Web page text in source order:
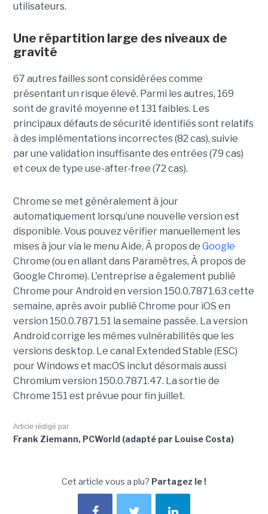
utilisateurs.
Une répartition large des niveaux de
gravité
67 autres failles sont considérées comme
présentant un risque élevé. Parmi les autres, 169
sont de gravité moyenne et 131 faibles. Les
principaux défauts de sécurité identifiés sont relatifs
à des implémentations incorrectes (82 cas), suivie
par une validation insuffisante des entrées (79 cas)
et ceux de type use-after-free (72 cas).
Chrome se met généralement à jour
automatiquement lorsqu’une nouvelle version est
disponible. Vous pouvez vérifier manuellement les
mises à jour via le menu Aide, À propos de Google
Chrome (ou en allant dans Paramètres, À propos de
Google Chrome). L'entreprise a également publié
Chrome pour Android en version 150.0.7871.63 cette
semaine, après avoir publié Chrome pour iOS en
version 150.0.7871.51 la semaine passée. La version
Android corrige les mêmes vulnérabilités que les
versions desktop. Le canal Extended Stable (ESC)
pour Windows et macOS inclut désormais aussi
Chromium version 150.0.7871.47. La sortie de
Chrome 151 est prévue pour fin juillet.
Article rédigé par
Frank Ziemann, PCWorld (adapté par Louise Costa)
Cet article vous a plu? Partagez le !